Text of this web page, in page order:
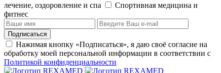
лечение, оздоровление и спа
Cпортивная медицина и
фитнес
Подписаться
Нажимая кнопку «Подписаться», я даю своё согласие на
обработку моей персональной информации в соответствии с
Политикой конфиденциальности